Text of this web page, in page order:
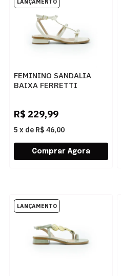
FEMININO SANDALIA
BAIXA FERRETTI
R$ 229,99
5 x de R$ 46,00